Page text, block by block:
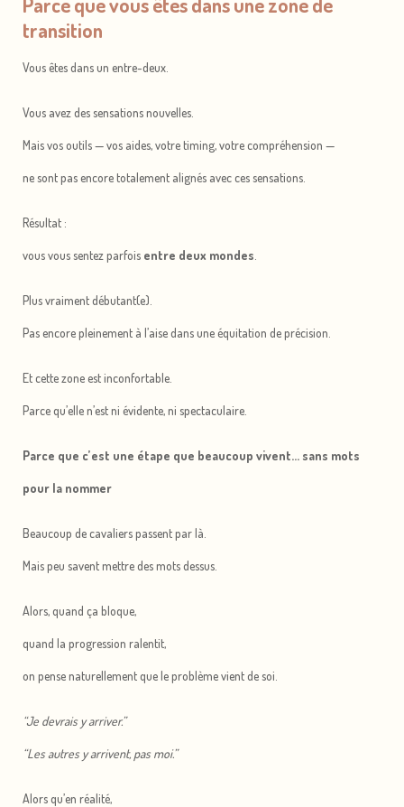
transition
Vous êtes dans un entre-deux.
Vous avez des sensations nouvelles.
Mais vos outils — vos aides, votre timing, votre compréhension —
ne sont pas encore totalement alignés avec ces sensations.
Résultat :
vous vous sentez parfois entre deux mondes
Plus vraiment débutant(e).
Pas encore pleinement à l’aise dans une équitation de précision.
Et cette zone est inconfortable.
Parce qu’elle n’est ni évidente, ni spectaculaire.
Parce que c’est une étape que beaucoup vivent… sans mots
pour la nommer
Beaucoup de cavaliers passent par là.
Mais peu savent mettre des mots dessus.
Alors, quand ça bloque,
quand la progression ralentit,
on pense naturellement que le problème vient de soi.
“Je devrais y arriver.”
“Les autres y arrivent, pas moi.”
Alors qu’en réalité,